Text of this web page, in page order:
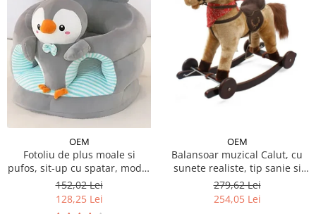
OEM
Fotoliu de plus moale si
pufos, sit-up cu spatar, model
animalute
152,02 Lei
128,25 Lei
OEM
Balansoar muzical Calut, cu
sunete realiste, tip sanie si
roti - Crem
279,62 Lei
254,05 Lei